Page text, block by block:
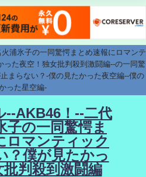
浦氷子の一同驚愕まとめ速報にロマンテ
った夜空！独女批判殺到激闘編--の一同驚
まらない？-僕の見たかった夜空編--僕の
った星空編-
--AKB46！--二代
子の一同驚愕ま
ロマンティック
？僕が見たかっ
判殺到激闘編